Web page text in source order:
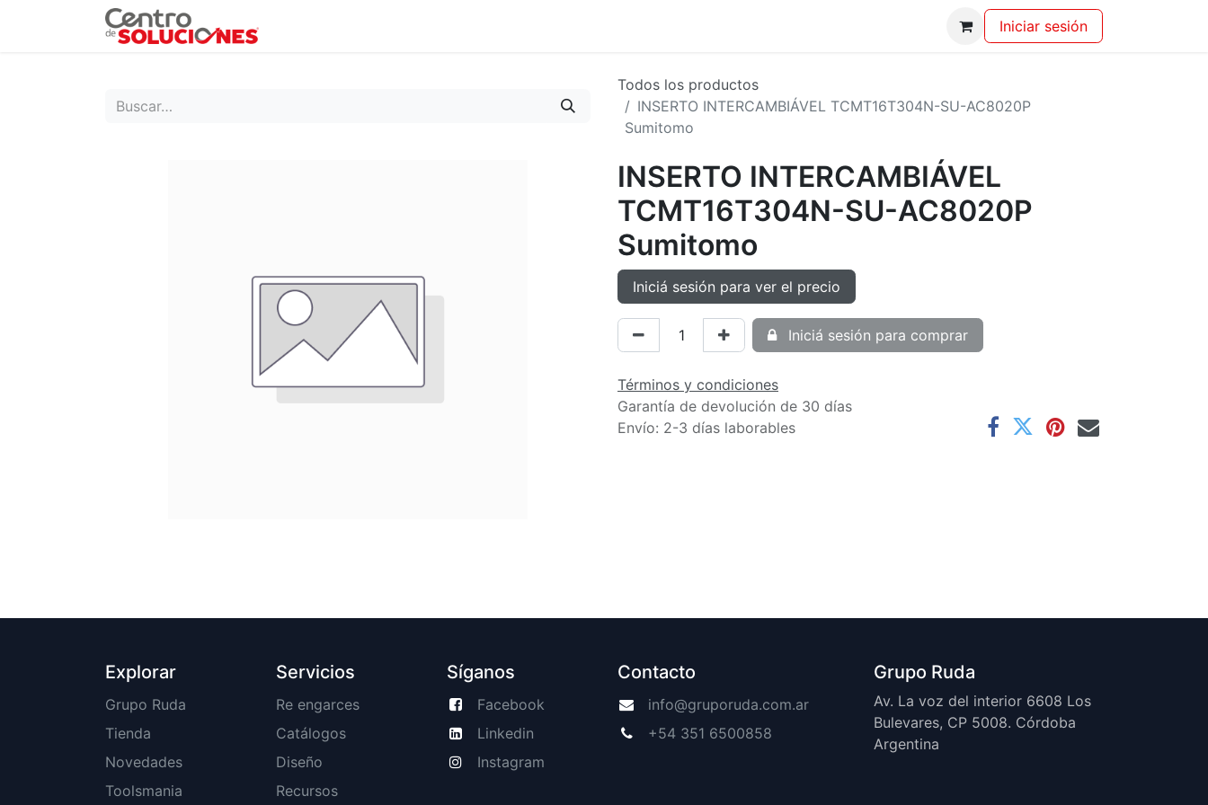
Iniciar sesión
Todos los productos
INSERTO INTERCAMBIÁVEL TCMT16T304N-SU-AC8020P
Sumitomo
INSERTO INTERCAMBIÁVEL
TCMT16T304N-SU-AC8020P
Sumitomo
Iniciá sesión para ver el precio
Iniciá sesión para comprar
Términos y condiciones
Garantía de devolución de 30 días
Envío: 2-3 días laborables
Explorar
Grupo Ruda
Tienda
Novedades
Toolsmania
Servicios
Re engarces
Catálogos
Diseño
Recursos
Síganos
Facebook
Linkedin
Instagram
Contacto
info@gruporuda.com.ar
+54 351 6500858
Grupo Ruda
Av. La voz del interior 6608 Los
Bulevares, CP 5008. Córdoba
Argentina